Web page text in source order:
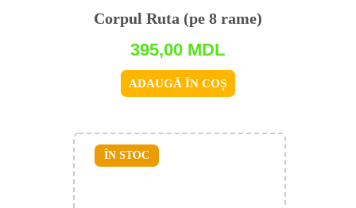
Corpul Ruta (pe 8 rame)
395,00 MDL
ADAUGĂ ÎN COȘ
ÎN STOC